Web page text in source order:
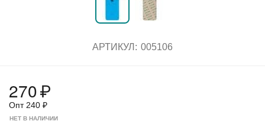
АРТИКУЛ: 005106
270₽
Опт 240 ₽
НЕТ В НАЛИЧИИ